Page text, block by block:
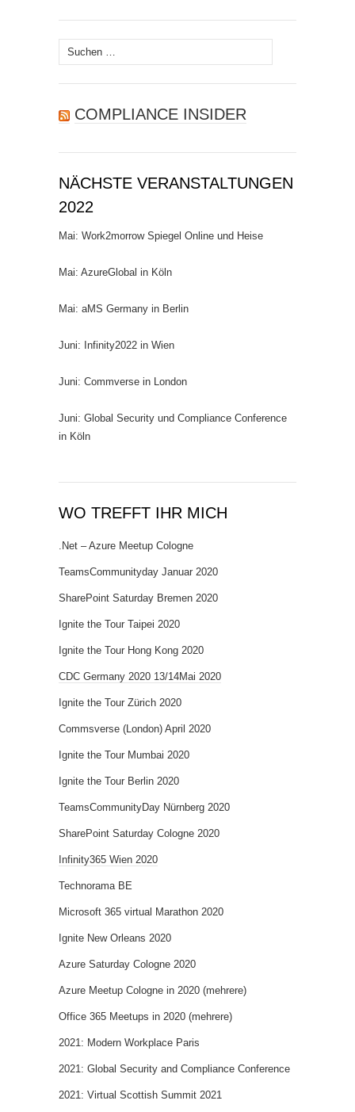
Suchen
nach:
COMPLIANCE INSIDER
NÄCHSTE VERANSTALTUNGEN
2022
Mai: Work2morrow Spiegel Online und Heise
Mai: AzureGlobal in Köln
Mai: aMS Germany in Berlin
Juni: Infinity2022 in Wien
Juni: Commverse in London
Juni: Global Security und Compliance Conference
in Köln
WO TREFFT IHR MICH
.Net – Azure Meetup Cologne
TeamsCommunityday Januar 2020
SharePoint Saturday Bremen 2020
Ignite the Tour Taipei 2020
Ignite the Tour Hong Kong 2020
CDC Germany 2020 13/14Mai 2020
Ignite the Tour Zürich 2020
Commsverse (London) April 2020
Ignite the Tour Mumbai 2020
Ignite the Tour Berlin 2020
TeamsCommunityDay Nürnberg 2020
SharePoint Saturday Cologne 2020
Infinity365 Wien 2020
Technorama BE
Microsoft 365 virtual Marathon 2020
Ignite New Orleans 2020
Azure Saturday Cologne 2020
Azure Meetup Cologne in 2020 (mehrere)
Office 365 Meetups in 2020 (mehrere)
2021: Modern Workplace Paris
2021: Global Security and Compliance Conference
2021: Virtual Scottish Summit 2021